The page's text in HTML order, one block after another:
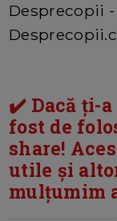
Desprecopii
✔️ Dacă ți-
fost de
share!
utile și
mulțumim